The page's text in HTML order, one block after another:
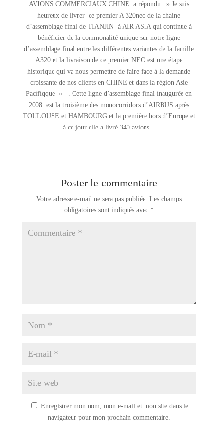
AVIONS COMMERCIAUX CHINE a répondu : » Je suis
heureux de livrer ce premier A 320neo de la chaine
d’assemblage final de TIANJIN à AIR ASIA qui continue à
bénéficier de la commonalité unique sur notre ligne
d’assemblage final entre les différentes variantes de la famille
A320 et la livraison de ce premier NEO est une étape
historique qui va nous permettre de faire face à la demande
croissante de nos clients en CHINE et dans la région Asie
Pacifiqque « . Cette ligne d’assemblage final inaugurée en
2008 est la troisième des monocorridors d’AIRBUS après
TOULOUSE et HAMBOURG et la première hors d’Europe et
à ce jour elle a livré 340 avions .
Poster le commentaire
Votre adresse e-mail ne sera pas publiée. Les champs
obligatoires sont indiqués avec *
Enregistrer mon nom, mon e-mail et mon site dans le
navigateur pour mon prochain commentaire.